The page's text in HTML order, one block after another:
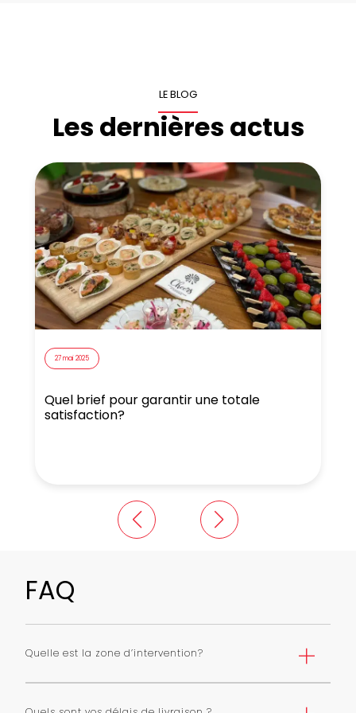
LE BLOG
Les dernières actus
27 mai 2025
Quel brief pour garantir une totale
satisfaction?
FAQ
Quelle est la zone d’intervention?
de tarifs. Nous pouvons livrer toute l’ile de France avec